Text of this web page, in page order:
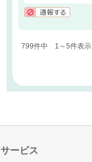
799件中 1～5件表示
サービス